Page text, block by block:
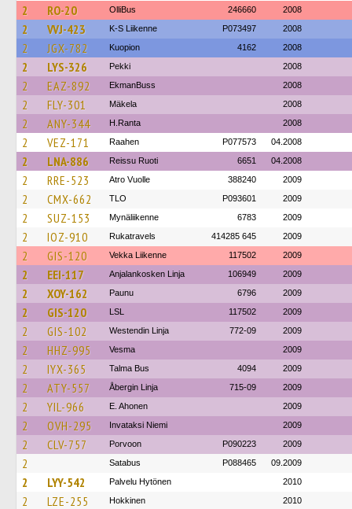
2 RO-20 OlliBus 246660 2008
2 VVJ-423 K-S Liikenne P073497 2008
2 JGX-782 Kuopion 4162 2008
2 LYS-326 Pekki 2008
2 EAZ-892 EkmanBuss 2008
2 FLY-301 Mäkela 2008
2 ANY-344 H.Ranta 2008
2 VEZ-171 Raahen P077573 04.2008
2 LNA-886 Reissu Ruoti 6651 04.2008
2 RRE-523 Atro Vuolle 388240 2009
2 CMX-662 TLO P093601 2009
2 SUZ-153 Mynäliikenne 6783 2009
2 IOZ-910 Rukatravels 414285 645 2009
2 GIS-120 Vekka Liikenne 117502 2009
2 EEI-117 Anjalankosken Linja 106949 2009
2 XOY-162 Paunu 6796 2009
2 GIS-120 LSL 117502 2009
2 GIS-102 Westendin Linja 772-09 2009
2 HHZ-995 Vesma 2009
2 IYX-365 Talma Bus 4094 2009
2 ATY-557 Åbergin Linja 715-09 2009
2 YIL-966 E. Ahonen 2009
2 OVH-295 Invataksi Niemi 2009
2 CLV-757 Porvoon P090223 2009
2 Satabus P088465 09.2009
2 LYY-542 Palvelu Hytönen 2010
2 LZE-255 Hokkinen 2010